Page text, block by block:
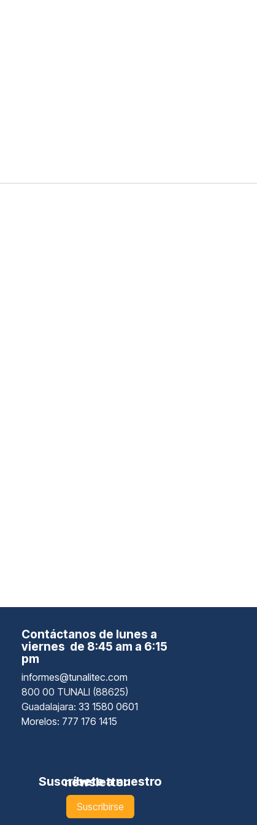
Contáctanos de lunes a
viernes de 8:45 am a 6:15
pm
informes@tunalitec.com
800 00 TUNALI (88625)
Guadalajara: 33 1580 0601
Morelos: 777 176 1415
Suscríbete a nuestro newsletter
Suscribirse